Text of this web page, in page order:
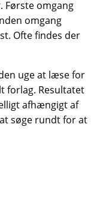
Første omgang
omgang
Ofte findes der
uge at læse for
forlag. Resultatet
afhængigt af
søge rundt for at